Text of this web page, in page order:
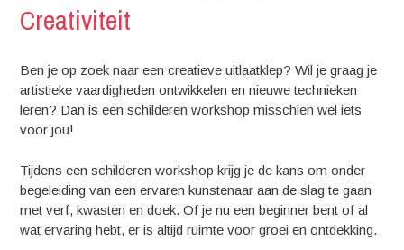
Creativiteit
Ben je op zoek naar een creatieve uitlaatklep? Wil je graag je
artistieke vaardigheden ontwikkelen en nieuwe technieken
leren? Dan is een schilderen workshop misschien wel iets
voor jou!
Tijdens een schilderen workshop krijg je de kans om onder
begeleiding van een ervaren kunstenaar aan de slag te gaan
met verf, kwasten en doek. Of je nu een beginner bent of al
wat ervaring hebt, er is altijd ruimte voor groei en ontdekking.